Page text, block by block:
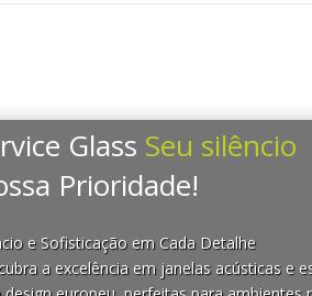
Glass Seu silêncio
Prioridade!
e Sofisticação em Cada Detalhe
a excelência em janelas acústicas e